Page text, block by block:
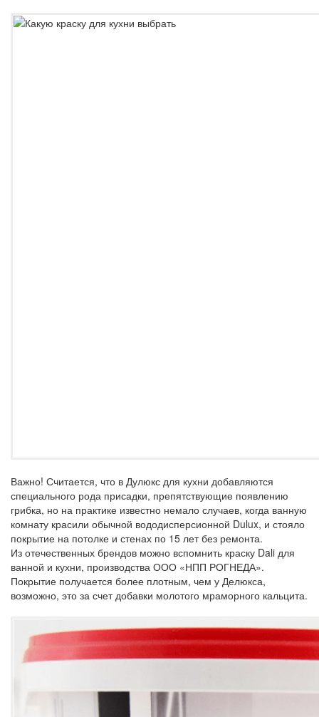
Важно! Считается, что в Дулюкс для кухни добавляются
специального рода присадки, препятствующие появлению
грибка, но на практике известно немало случаев, когда ванную
комнату красили обычной вододисперсионной Dulux, и стояло
покрытие на потолке и стенах по 15 лет без ремонта.
Из отечественных брендов можно вспомнить краску Dali для
ванной и кухни, производства ООО «НПП РОГНЕДА».
Покрытие получается более плотным, чем у Делюкса,
возможно, это за счет добавки молотого мраморного кальцита.